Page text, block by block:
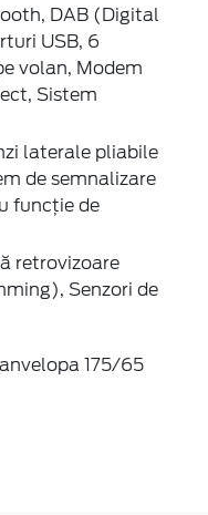
DAB (Digital
USB, 6
volan, Modem
Sistem
laterale pliabile
de semnalizare
funcţie de
retrovizoare
Senzori de
175/65